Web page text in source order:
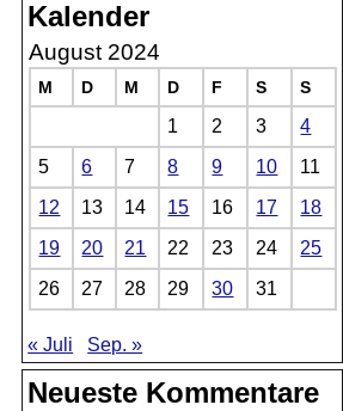
Kalender
August 2024
M D M D F S S
1 2 3
4
5
6 7 8 9 10
11
12
13 14 15 16 17
18
19
20 21 22 23 24
25
26
27 28 29 30 31
« Juli Sep. »
Neueste Kommentare